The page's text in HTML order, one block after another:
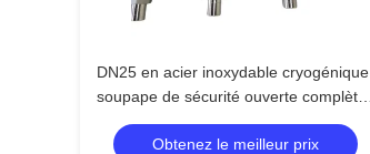
DN25 en acier inoxydable cryogénique
soupape de sécurité ouverte complète
CF8 CF3
Obtenez le meilleur prix